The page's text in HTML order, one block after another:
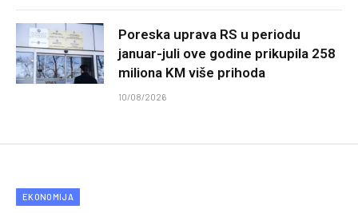
Poreska uprava RS u periodu
januar-juli ove godine prikupila 258
miliona KM više prihoda
10/08/2026
EKONOMIJA